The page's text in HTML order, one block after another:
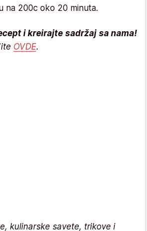
na 200c oko 20 minuta.
i kreirajte sadržaj sa nama!
OVDE.
kulinarske savete, trikove i